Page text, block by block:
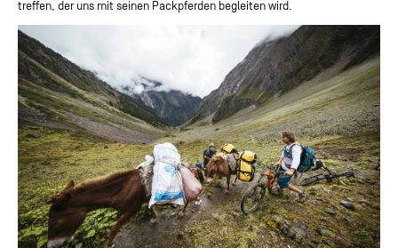
treffen, der uns mit seinen Packpferden begleiten wird.